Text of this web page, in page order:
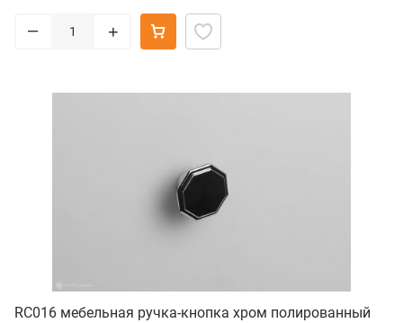
– +
RC016 мебельная ручка-кнопка хром полированный